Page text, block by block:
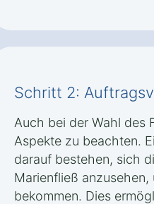
Schritt 2:
Auch bei der Wahl des
Aspekte zu beachten.
darauf bestehen, sich
Marienfließ
bekommen. Dies